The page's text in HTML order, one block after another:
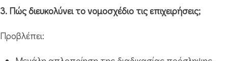
3. Πώς διευκολύνει το νομοσχέδιο τις επιχειρήσεις;
Προβλέπει: